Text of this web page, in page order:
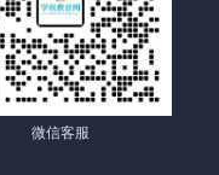
微信客服